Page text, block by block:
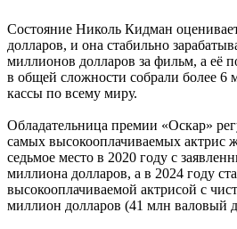
Состояние Николь Кидман
долларов, и она стабильно
миллионов долларов за фильм, а её
в общей сложности собрали более 6
кассы по всему миру.
Обладательница премии «Оскар»
самых высокооплачиваемых актрис
седьмое место в 2020 году с
миллиона долларов, а в 2024 году
высокооплачиваемой актрисой с
миллион долларов (41 млн валовый